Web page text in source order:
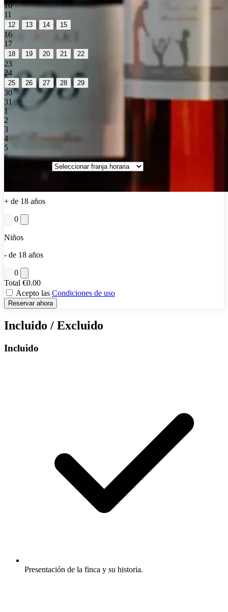
10
11
12 13 14 15
16
17
18 19 20 21 22
23
24
25 26 27 28 29
30
31
1
2
3
4
5
6
+ de 18 años
0
Niños
- de 18 años
0
Total €0.00
Acepto las Condiciones de uso
Reservar ahora
Incluido / Excluido
Incluido
Presentación de la finca y su historia.